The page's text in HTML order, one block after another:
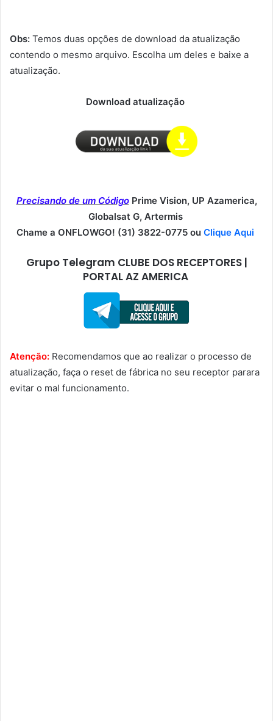
Obs: Temos duas opções de download da atualização
contendo o mesmo arquivo. Escolha um deles e baixe a
atualização.
Download atualização
Precisando de um Código Prime Vision, UP Azamerica,
Globalsat G, Artermis
Chame a ONFLOWGO! (31) 3822-0775 ou Clique Aqui
Grupo Telegram CLUBE DOS RECEPTORES |
PORTAL AZ AMERICA
Atenção: Recomendamos que ao realizar o processo de
atualização, faça o reset de fábrica no seu receptor parara
evitar o mal funcionamento.